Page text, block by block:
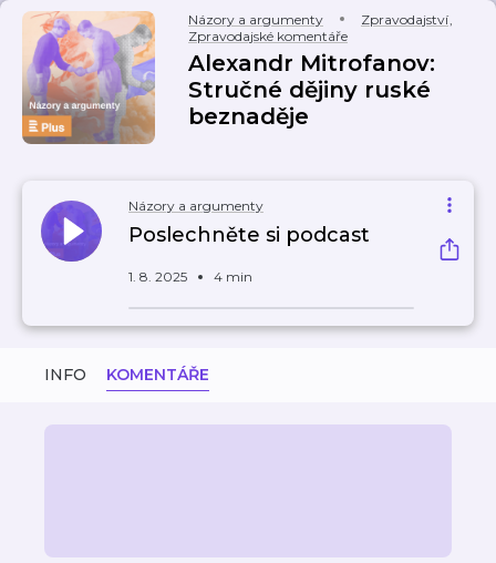
Názory a argumenty Zpravodajství,
Zpravodajské komentáře
Alexandr Mitrofanov:
Stručné dějiny ruské
beznaděje
Názory a argumenty
Poslechněte si podcast
1. 8. 2025 4 min
INFO KOMENTÁŘE